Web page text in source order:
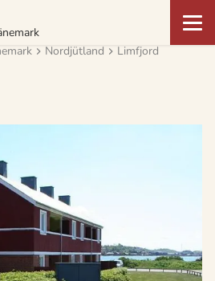
Nordjütland Limfjord